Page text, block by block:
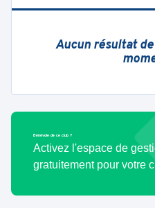
Aucun résultat
Bénévole de ce club ?
Activez l'espace de
gratuitement pour votre